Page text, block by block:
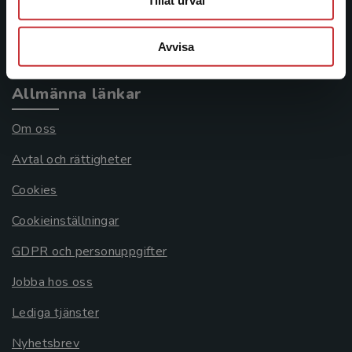
Avvisa
Köpvillkor
Allmänna länkar
Om oss
Avtal och rättigheter
Cookies
Cookieinställningar
GDPR och personuppgifter
Jobba hos oss
Lediga tjänster
Nyhetsbrev